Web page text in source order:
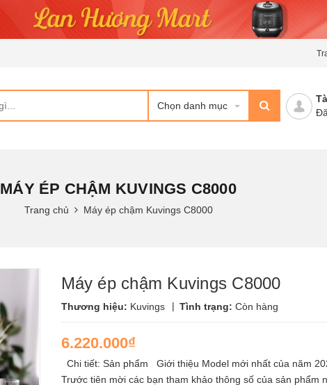
Chọn danh mục
MÁY ÉP CHẬM KUVINGS C8000
Trang chủ Máy ép chậm Kuvings C8000
Máy ép chậm Kuvings C8000
Thương hiệu: Kuvings | Tình trạng: Còn hàng
6.220.000₫
Chi tiết: Sản phẩm Giới thiệu Model mới nhất của năm
Trước tiên mời các bạn tham khảo thông số của sản phẩm